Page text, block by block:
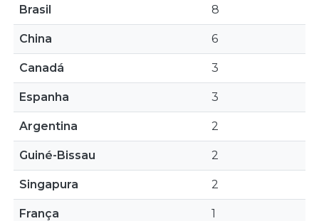
Brasil 8
China 6
Canadá 3
Espanha 3
Argentina 2
Guiné-Bissau 2
Singapura 2
França 1